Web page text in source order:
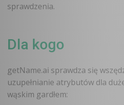
sprawdzenia.
Dla kogo
getName.ai sprawdza się
uzupełnianie atrybutów dla
wąskim gardłem: